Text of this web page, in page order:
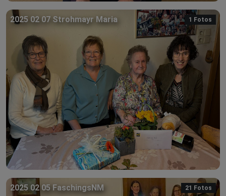
2025 02 07 Strohmayr Maria 1 Fotos
2025 02 05 FaschingsNM 21 Fotos